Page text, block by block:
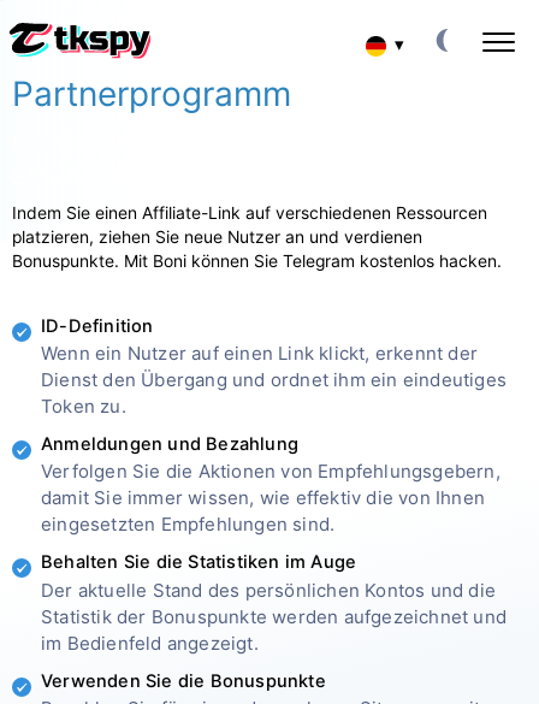
▾
English
中文
日本
Portuguese (Brazil)
Хинди हिन्दी
Italiano
Türkçe
TIKTOK-CHATS HACKEN
Gelöschten Chat online wiederherstellen
STANDORT AUF TIKTOK VERFOLGEN
Herausfinden, wo eine Person ist
TIKTOK VERFOLGEN
Verfolgungs-App
TIKTOK-ABONNENTEN-GENERATOR
Mehr Abonnenten hinzufügen
Gebühren
Fragen
Partnerprogramm
Über uns
Eigenschaften
Bewertungen
Partnerprogramm
Indem Sie einen Affiliate-Link auf verschiedenen Ressourcen
platzieren, ziehen Sie neue Nutzer an und verdienen
Bonuspunkte. Mit Boni können Sie Telegram kostenlos hacken.
ID-Definition
Wenn ein Nutzer auf einen Link klickt, erkennt der
Dienst den Übergang und ordnet ihm ein eindeutiges
Token zu.
Anmeldungen und Bezahlung
Verfolgen Sie die Aktionen von Empfehlungsgebern,
damit Sie immer wissen, wie effektiv die von Ihnen
eingesetzten Empfehlungen sind.
Behalten Sie die Statistiken im Auge
Der aktuelle Stand des persönlichen Kontos und die
Statistik der Bonuspunkte werden aufgezeichnet und
im Bedienfeld angezeigt.
Verwenden Sie die Bonuspunkte